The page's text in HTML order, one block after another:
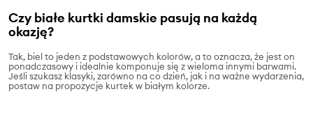
Czy białe kurtki damskie pasują na każdą
okazję?
Tak, biel to jeden z podstawowych kolorów, a to oznacza, że jest on
ponadczasowy i idealnie komponuje się z wieloma innymi barwami.
Jeśli szukasz klasyki, zarówno na co dzień, jak i na ważne wydarzenia,
postaw na propozycje kurtek w białym kolorze.